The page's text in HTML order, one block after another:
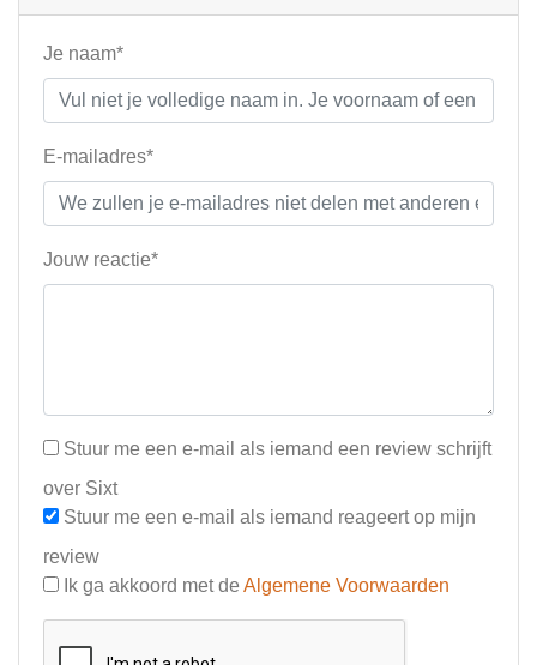
Je naam*
E-mailadres*
Jouw reactie*
Stuur me een e-mail als iemand een review schrijft
over Sixt
Stuur me een e-mail als iemand reageert op mijn
review
Ik ga akkoord met de Algemene Voorwaarden